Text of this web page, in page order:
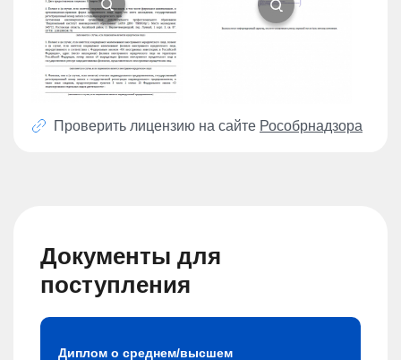
Проверить лицензию на сайте Рособрнадзора
Документы для
поступления
Диплом о среднем/высшем